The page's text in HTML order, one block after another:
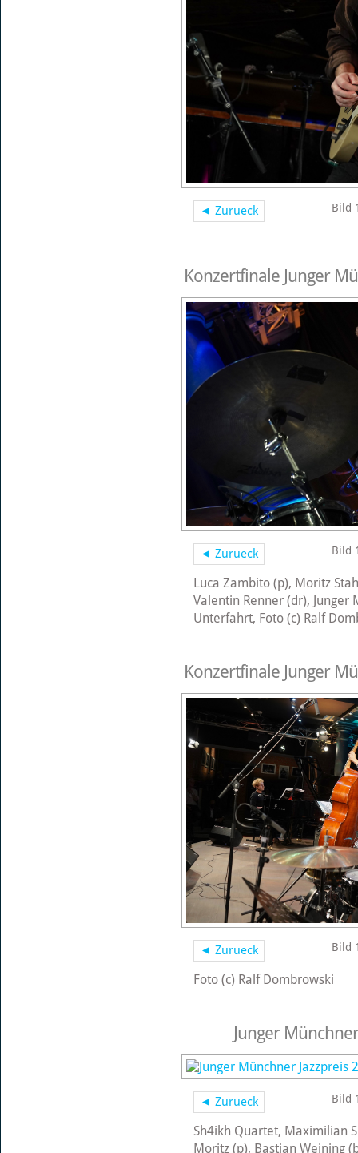
◄ Zurueck Bild
Konzertfinale Junger
◄ Zurueck Bild
Luca Zambito (p), Moritz
Valentin Renner (dr), Junger
Unterfahrt, Foto (c) Ralf
Konzertfinale Junger
◄ Zurueck Bild
Foto (c) Ralf Dombrowski
Junger
◄ Zurueck Bild
Sh4ikh Quartet, Maximilian
Moritz (p), Bastian Weining